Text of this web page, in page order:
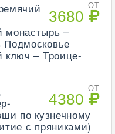
ОТ
3680
монастырь –
ключ – Троице-
ОТ
4380
по кузнечному
с пряниками)